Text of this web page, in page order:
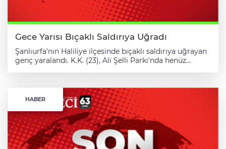
Gece Yarısı Bıçaklı Saldırıya Uğradı
Şanlıurfa'nın Haliliye ilçesinde bıçaklı saldırıya uğrayan
genç yaralandı. K.K. (23), Ali Şelli Parkı'nda henüz
sevk edildi. Saldırıda yaralanan genç, ambulansla
Mehmet Akif İnan Devlet Hastanesi'ne kaldırıldı. Polis
ekipleri, kaçan zanlının yakalanması için çalışma
başlattı.
HABER